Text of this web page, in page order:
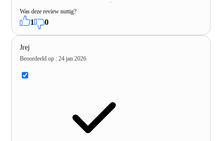
Was deze review nuttig?
1 0
Jrej
Beoordeeld op : 24 jan 2026